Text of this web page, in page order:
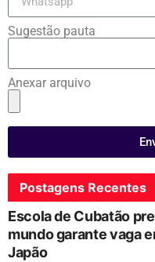
Sugestão pauta
Anexar arquivo
Postagens Recentes
Escola de Cubatão
mundo garante vaga
Japão